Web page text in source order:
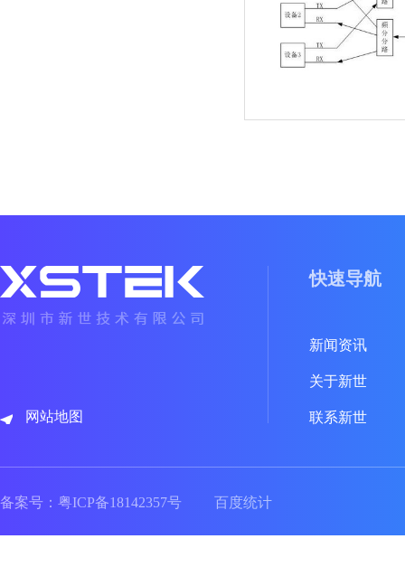
网站地图
快速导航
新闻资讯
关于新世
联系新世
备案号： 粤ICP备18142357号 百度统计